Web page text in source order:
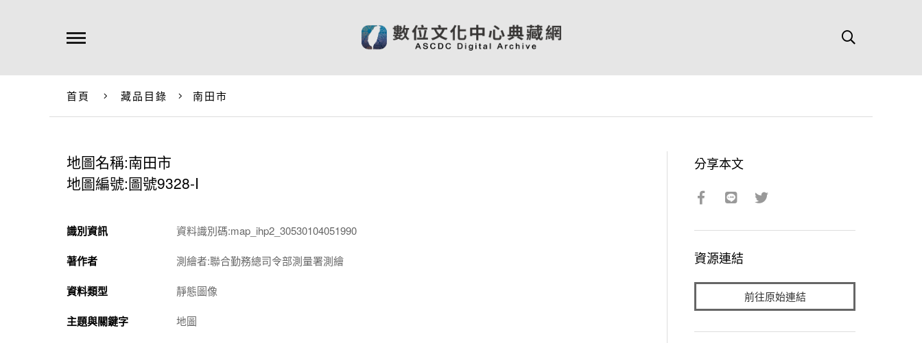
首頁 藏品目錄 南田市
地圖名稱:南田市
地圖編號:圖號9328-I
識別資訊 資料識別碼:map_ihp2_30530104051990
著作者 測繪者:聯合勤務總司令部測量署測繪
資料類型 靜態圖像
主題與關鍵字 地圖
分享本文
資源連結
前往原始連結